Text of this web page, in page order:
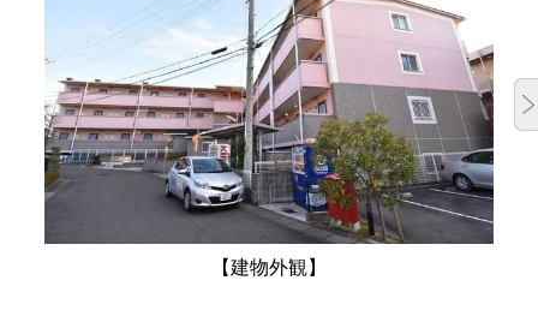
【建物外観】